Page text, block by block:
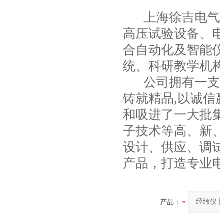
上海徐吉电气
高压试验设备、
合自动化及智能
统、科研教学机
公司拥有一支*
铸就精品,以诚信
和吸进了一大批
子技术等高、新
设计、供应、调
产品，打造专业
产品：